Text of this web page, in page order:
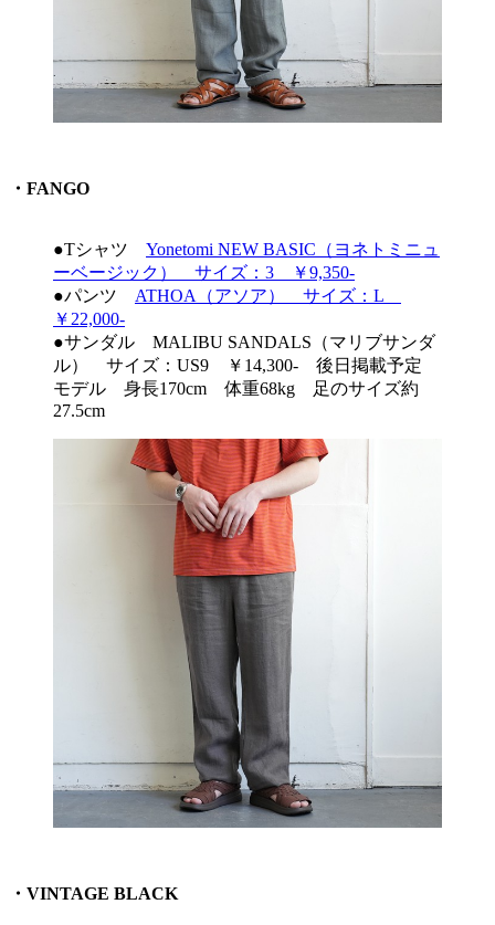
・FANGO
●Tシャツ Yonetomi NEW BASIC（ヨネトミニュ
ーベージック） サイズ：3 ￥9,350-
●パンツ ATHOA（アソア） サイズ：L
￥22,000-
●サンダル MALIBU SANDALS（マリブサンダ
ル） サイズ：US9 ￥14,300- 後日掲載予定
モデル 身長170cm 体重68kg 足のサイズ約
27.5cm
・VINTAGE BLACK